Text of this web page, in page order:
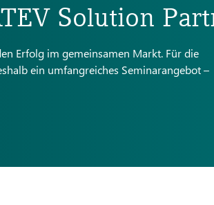
Solution
Erfolg im gemeinsamen Markt. Für die
ein umfangreiches Seminarangebot –